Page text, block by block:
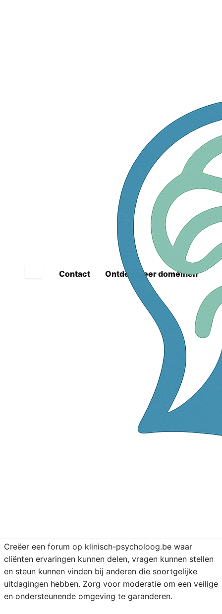
Contact Ontdek meer domeinen
, dé domeinnaam die
vertrouwen en expertise uitstraalt in de wereld van de
geestelijke gezondheid! Of je nu een gevestigde
professional bent of een ambitieuze nieuwkomer, deze
naam zet je op de kaart als dé autoriteit op het gebied
van klinische psychologie in België. Met een naam die zo
helder en doelgericht is, is het net alsof je al een witte
jas draagt – zonder dat je hem hoeft aan te trekken. Kies
en maak een blijvende
indruk met een domeinnaam die spreekt voor zichzelf!
Mogelijke toepassingen
Gebruik klinisch-psycholoog.be als platform voor online
consultaties en therapieën. Bied videoconferenties aan
waarmee cliënten vanuit hun eigen huis toegang hebben
tot professionele psychologische ondersteuning. Vergeet
niet om een comfortabele stoel aan te raden!
Start een blog op klinisch-psycholoog.be waar je
Creëer een forum op klinisch-psycholoog.be waar
cliënten ervaringen kunnen delen, vragen kunnen stellen
en steun kunnen vinden bij anderen die soortgelijke
uitdagingen hebben. Zorg voor moderatie om een veilige
en ondersteunende omgeving te garanderen.